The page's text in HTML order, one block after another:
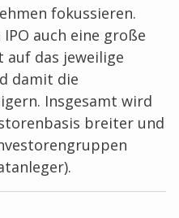
fokussieren.
auch eine große
auf das jeweilige
damit die
Insgesamt wird
breiter und